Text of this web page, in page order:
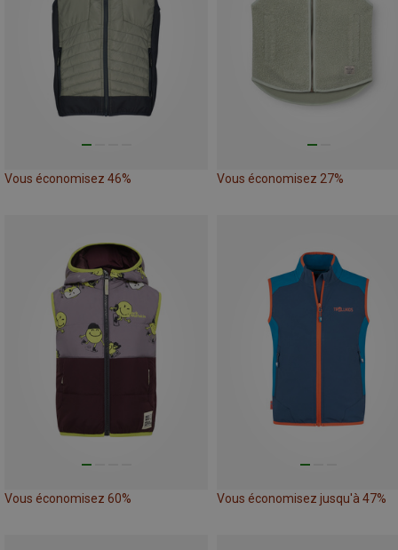
Vous économisez 46% Vous économisez 27%
Vous économisez 60% Vous économisez jusqu'à 47%